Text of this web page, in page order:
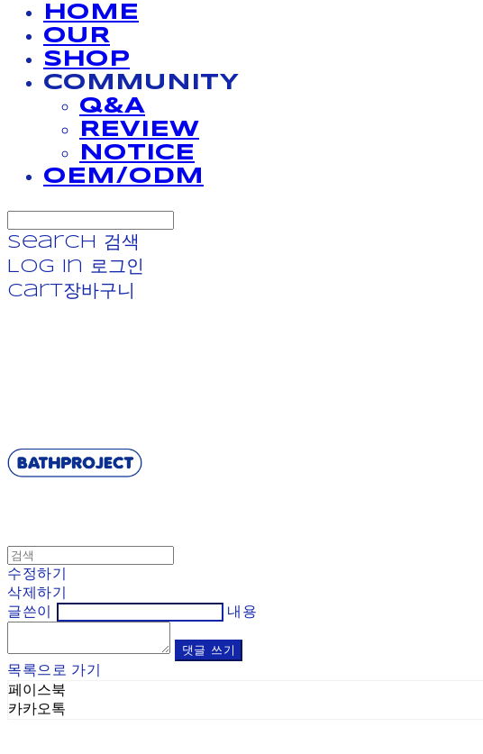
HOME
OUR
SHOP
COMMUNITY
Q&A
REVIEW
NOTICE
OEM/ODM
Search
검색
Log In
로그인
Cart장바구니
수정하기
삭제하기
글쓴이
내용
댓글 쓰기
목록으로 가기
페이스북
카카오톡